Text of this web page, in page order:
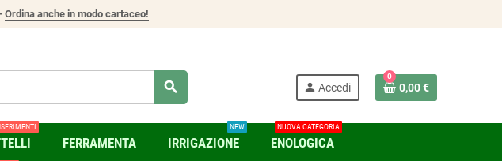
Ordina anche in modo cartaceo!
search person Accedi
0
0,00 €
FERRAMENTA IRRIGAZIONE
NEW
ENOLOGICA
NUOVA CATEGORIA